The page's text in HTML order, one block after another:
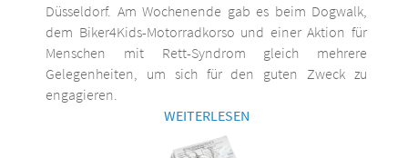
Düsseldorf. Am Wochenende gab es beim Dogwalk,
dem Biker4Kids-Motorradkorso und einer Aktion für
Menschen mit Rett-Syndrom gleich mehrere
Gelegenheiten, um sich für den guten Zweck zu
engagieren.
WEITERLESEN